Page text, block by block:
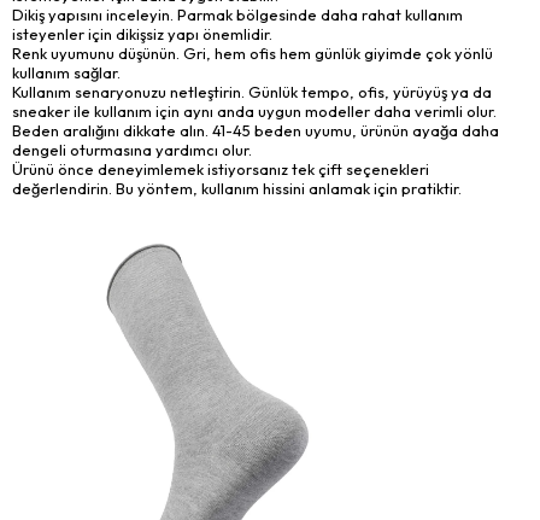
Dikiş yapısını inceleyin. Parmak bölgesinde daha rahat kullanım
isteyenler için dikişsiz yapı önemlidir.
Renk uyumunu düşünün. Gri, hem ofis hem günlük giyimde çok yönlü
kullanım sağlar.
Kullanım senaryonuzu netleştirin. Günlük tempo, ofis, yürüyüş ya da
sneaker ile kullanım için aynı anda uygun modeller daha verimli olur.
Beden aralığını dikkate alın. 41-45 beden uyumu, ürünün ayağa daha
dengeli oturmasına yardımcı olur.
Ürünü önce deneyimlemek istiyorsanız tek çift seçenekleri
değerlendirin. Bu yöntem, kullanım hissini anlamak için pratiktir.